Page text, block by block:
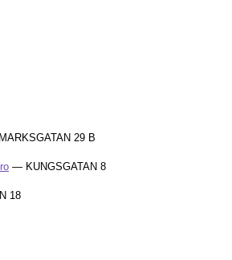
29 B
— KUNGSGATAN 8
18